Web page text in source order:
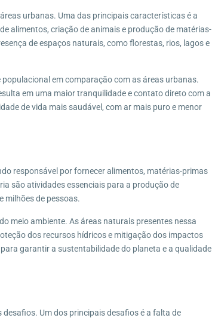
urbanas. Uma das principais características é a
alimentos, criação de animais e produção de matérias-
de espaços naturais, como florestas, rios, lagos e
em comparação com as áreas urbanas.
em uma maior tranquilidade e contato direto com a
de vida mais saudável, com ar mais puro e menor
responsável por fornecer alimentos, matérias-primas
são atividades essenciais para a produção de
milhões de pessoas.
meio ambiente. As áreas naturais presentes nessa
dos recursos hídricos e mitigação dos impactos
garantir a sustentabilidade do planeta e a qualidade
Um dos principais desafios é a falta de